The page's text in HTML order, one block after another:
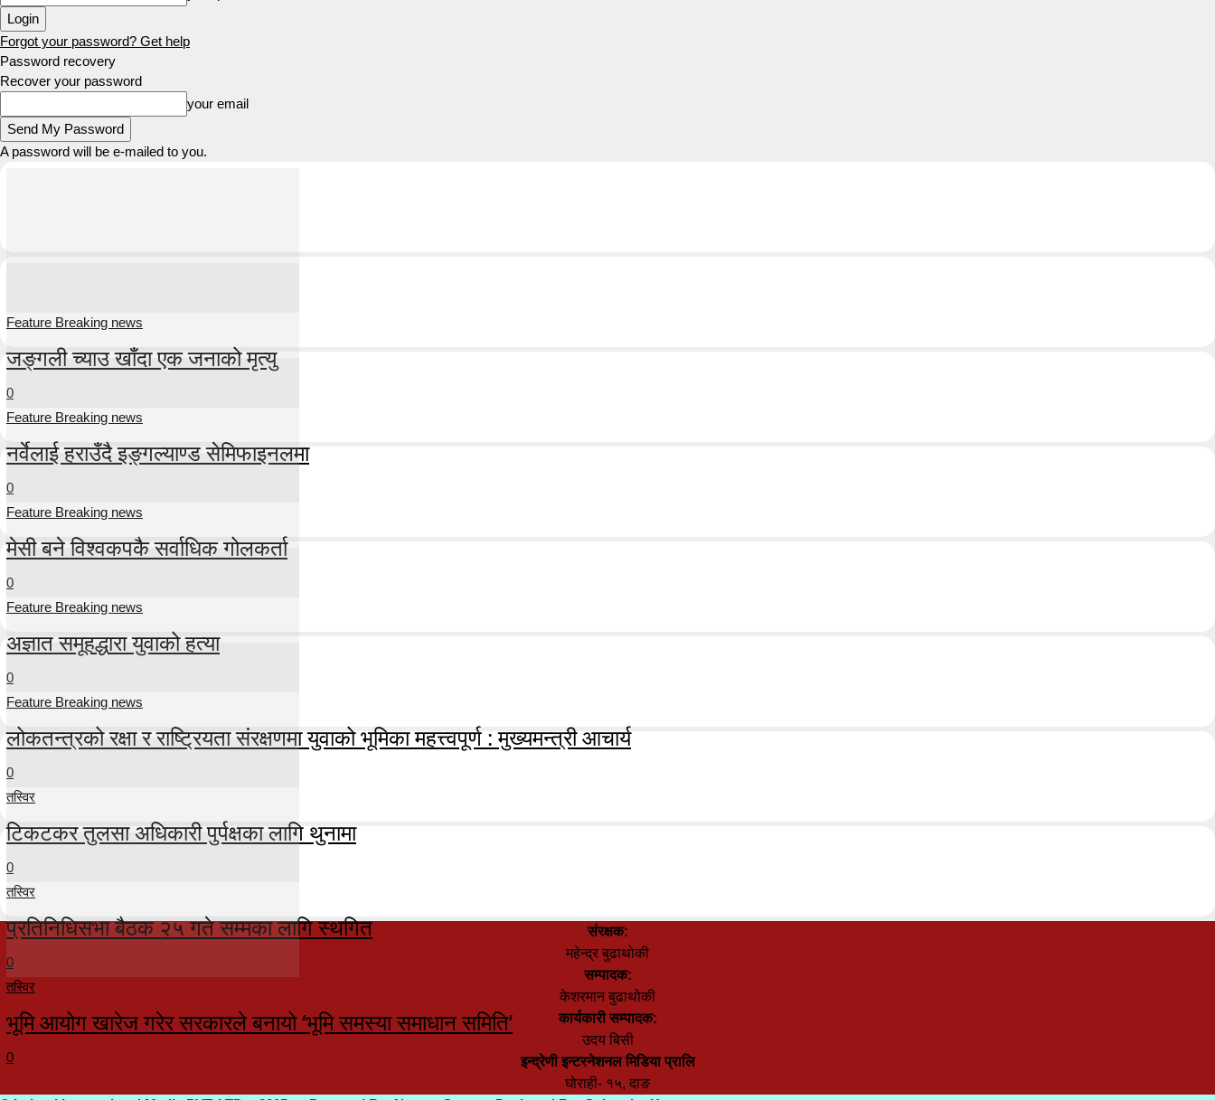
Forgot your password? Get help
Password recovery
Recover your password
your email
A password will be e-mailed to you.
Feature Breaking news
जङ्गली च्याउ खाँदा एक जनाको मृत्यु
0
Feature Breaking news
नर्वेलाई हराउँदै इङ्गल्याण्ड सेमिफाइनलमा
0
Feature Breaking news
मेसी बने विश्वकपकै सर्वाधिक गोलकर्ता
0
Feature Breaking news
अज्ञात समूहद्धारा युवाको हत्या
0
Feature Breaking news
लोकतन्त्रको रक्षा र राष्ट्रियता संरक्षणमा युवाको भूमिका महत्त्वपूर्ण : मुख्यमन्त्री आचार्य
0
तस्विर
टिकटकर तुलसा अधिकारी पुर्पक्षका लागि थुनामा
0
तस्विर
प्रतिनिधिसभा बैठक २५ गते सम्मका लागि स्थगित
0
तस्विर
भूमि आयोग खारेज गरेर सरकारले बनायो ‘भूमि समस्या समाधान समिति’
0
संरक्षक:
महेन्द्र बुढाथोकी
सम्पादक:
केशरमान बुढाथोकी
कार्यकारी सम्पादक:
उदय बिसी
इन्द्रेणी इन्टरनेशनल मिडिया प्रालि
घोराही- १५, दाङ